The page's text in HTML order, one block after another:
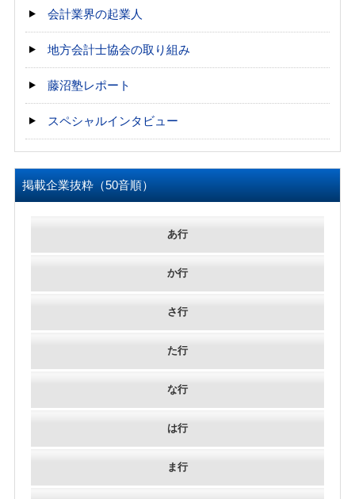
会計業界の起業人
地方会計士協会の取り組み
藤沼塾レポート
スペシャルインタビュー
掲載企業抜粋（50音順）
あ行
か行
さ行
た行
な行
は行
ま行